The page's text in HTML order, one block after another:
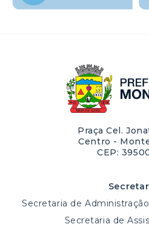
Praça Cel.
Centro -
CEP:
Secretaria de
Secretaria de